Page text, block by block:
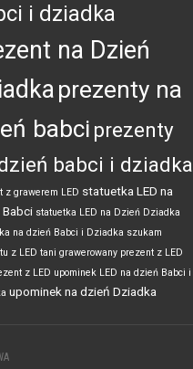
i dziadka
na Dzień
prezenty na
babci prezenty
babci i dziadka
z grawerem LED statuetka LED na
Babci statuetka LED na Dzień Dziadka
na dzień Babci i Dziadka szukam
z LED tani grawerowany prezent z LED
z LED upominek LED na dzień Babci i
upominek na dzień Dziadka